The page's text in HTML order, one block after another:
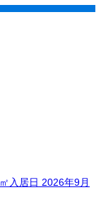
㎡ 入居日 2026年9月